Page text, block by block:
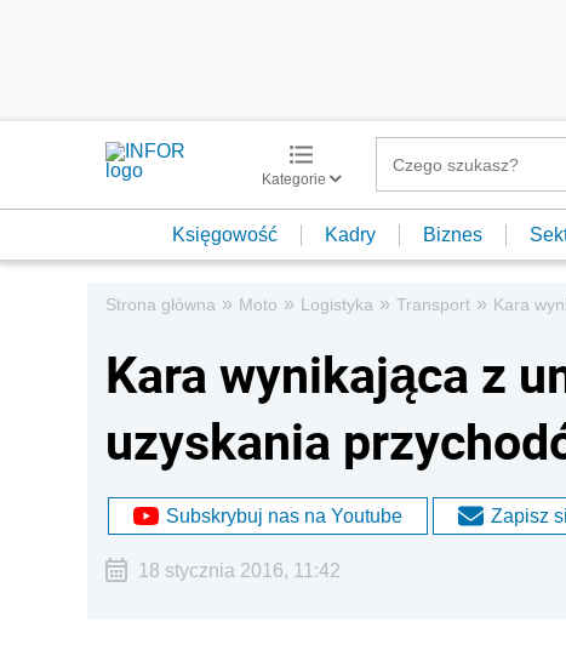
Kategorie
Księgowość Kadry Biznes
Strona główna » Moto » Logistyka » Transport » Kara
Kara wynikająca z
uzyskania
Subskrybuj nas na Youtube Zapisz
18 stycznia 2016, 11:42